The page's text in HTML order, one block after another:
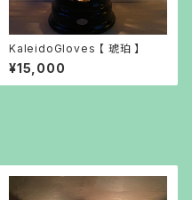
KaleidoGloves 【 琥珀 】
¥15,000